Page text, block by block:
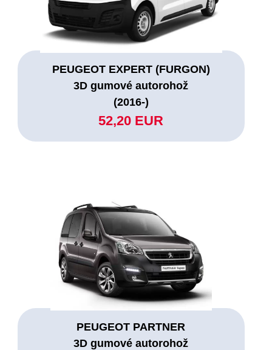
PEUGEOT EXPERT (FURGON)
3D gumové autorohož
(2016-)
52,20 EUR
PEUGEOT PARTNER
3D gumové autorohož